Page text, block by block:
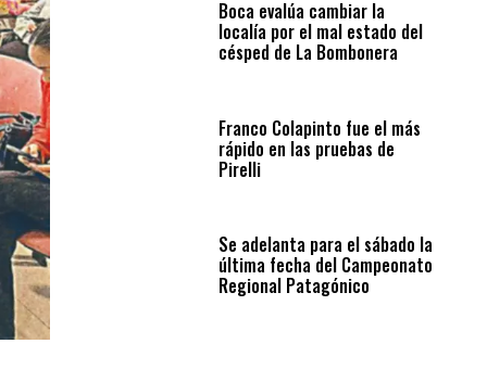
Boca evalúa cambiar la
localía por el mal estado del
césped de La Bombonera
Franco Colapinto fue el más
rápido en las pruebas de
Pirelli
Se adelanta para el sábado la
última fecha del Campeonato
Regional Patagónico